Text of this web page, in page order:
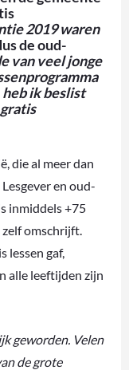
2019 waren
de oud-
van veel jonge
heb ik beslist
die al meer dan
en oud-
inmiddels +75
omschrijft.
lessen gaf,
alle leeftijden zijn
geworden. Velen
de grote